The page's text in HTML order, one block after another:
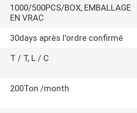
1000/500PCS/BOX, EMBALLAGE
EN VRAC
30days après l'ordre confirmé
T / T, L / C
200Ton /month